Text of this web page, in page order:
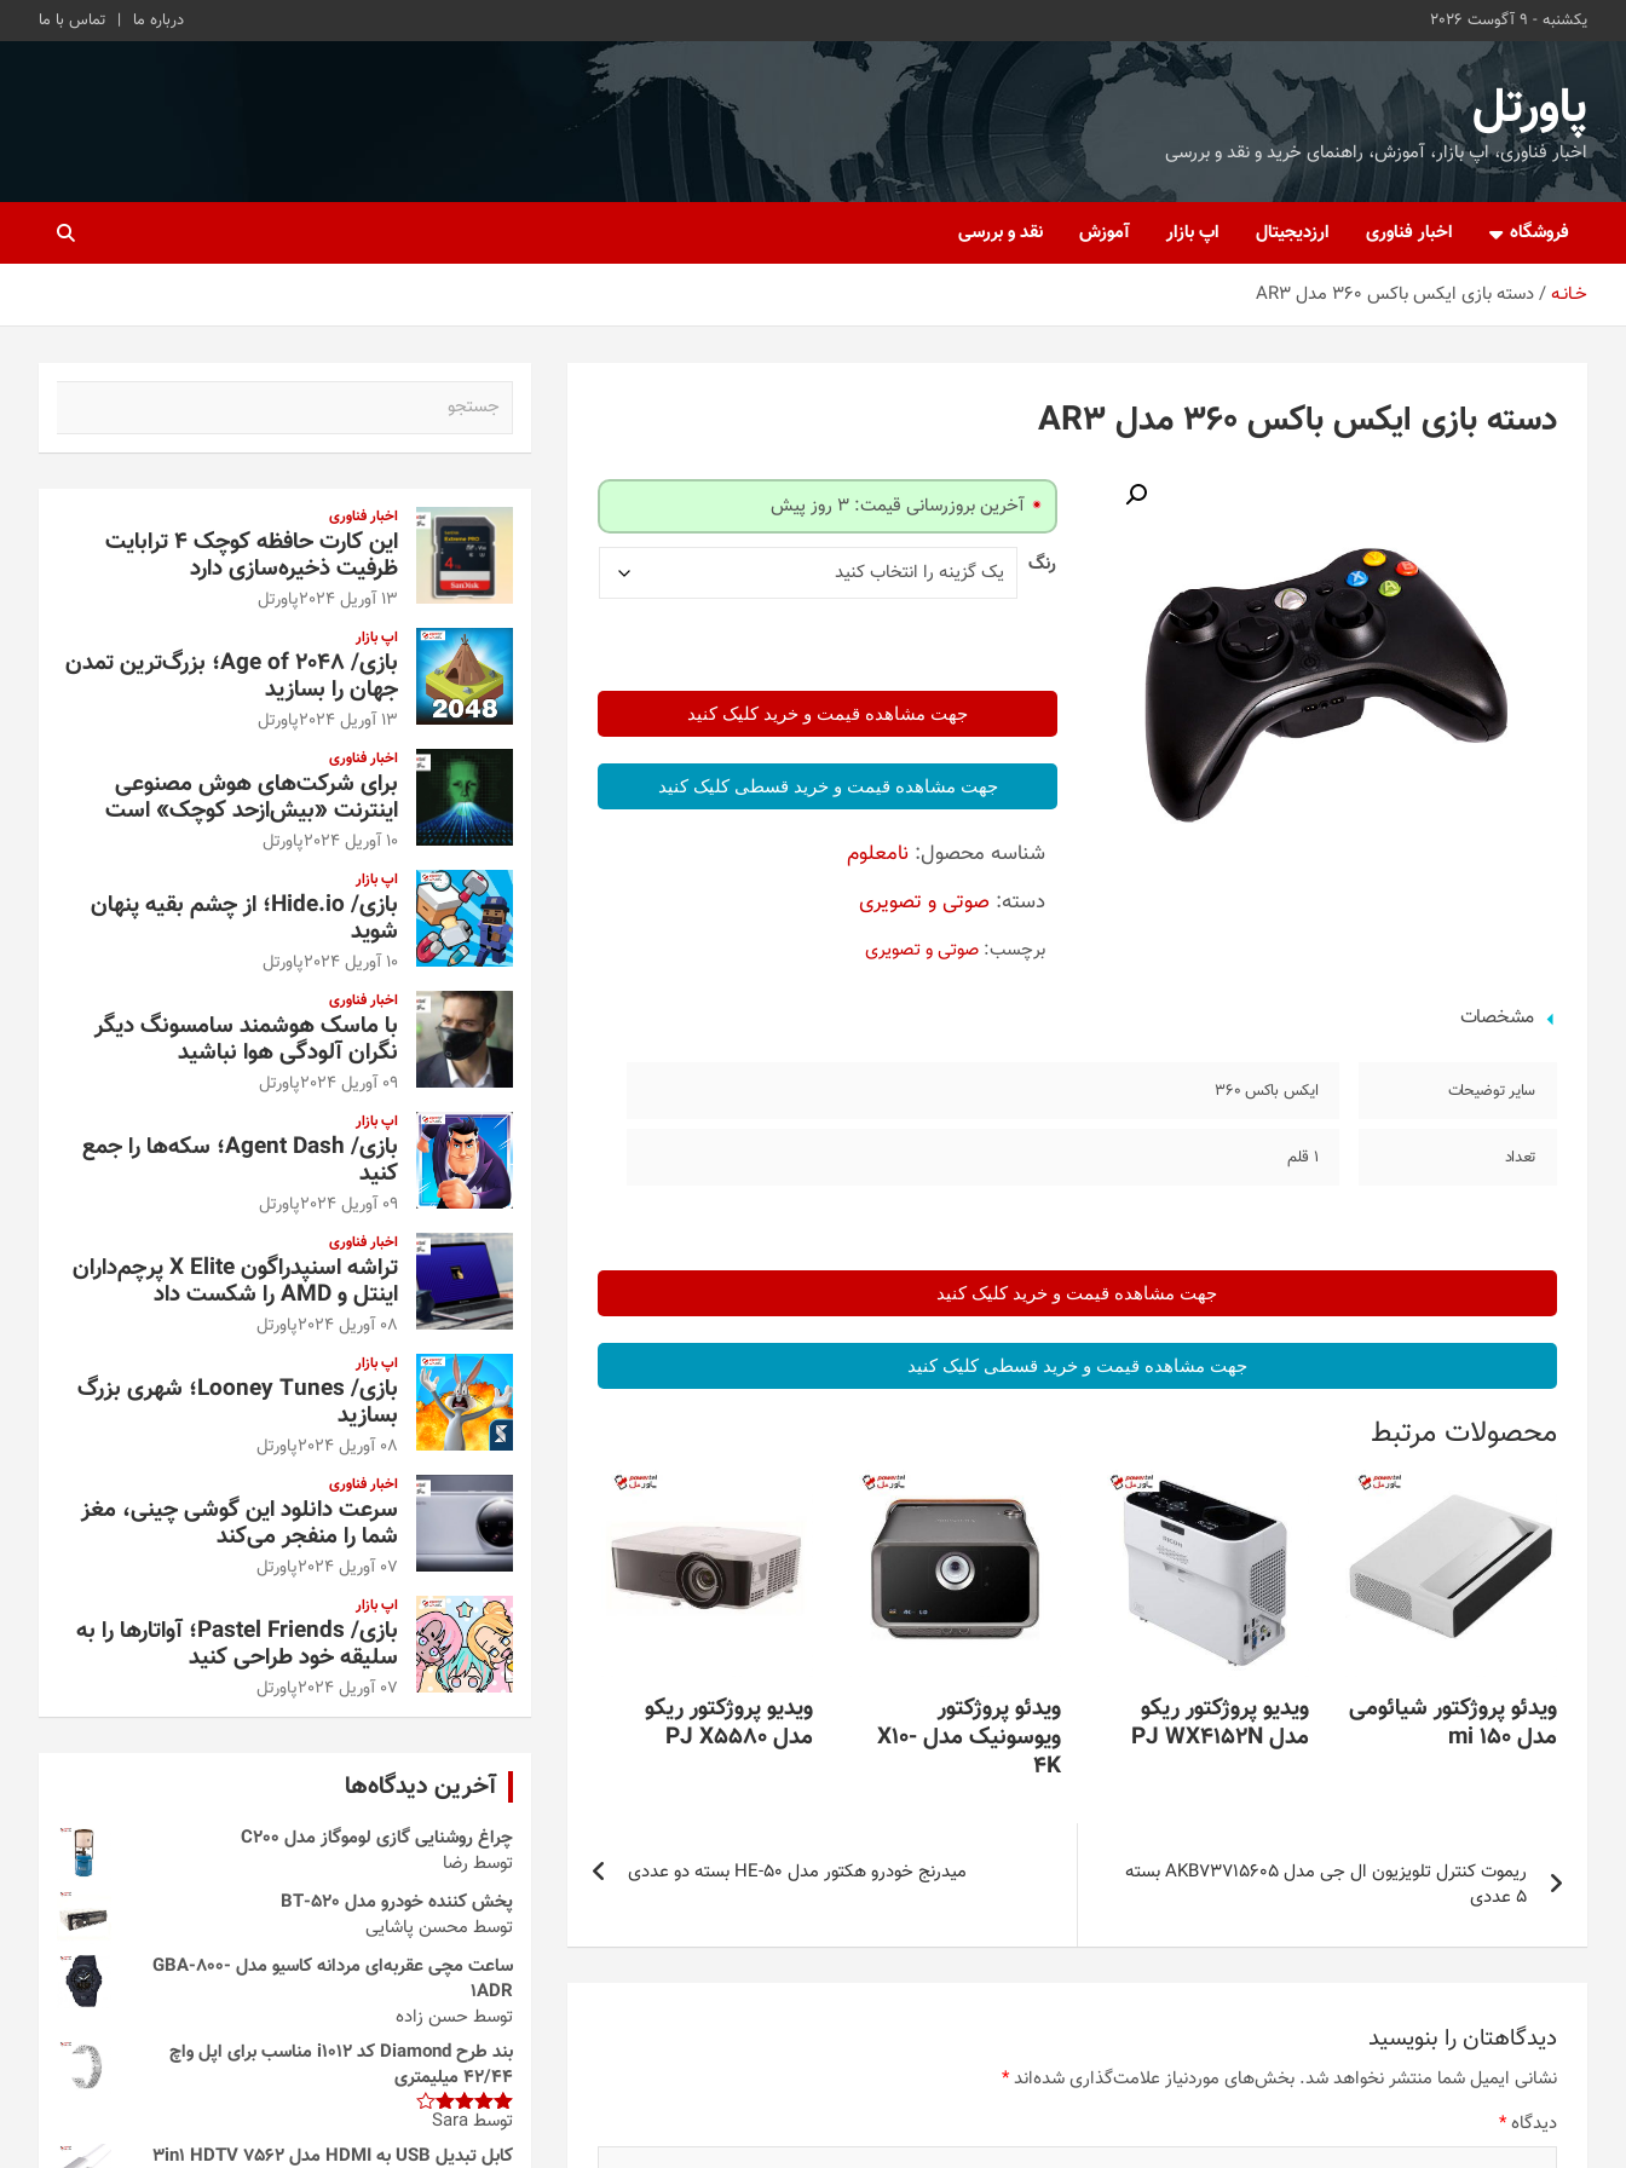
یکشنبه - 9 آگوست 2026 درباره ما تماس با ما
پاورتل
اخبار فناوری، اپ بازار، آموزش، راهنمای خرید و نقد و بررسی
فروشگاه اخبار فناوری ارزدیجیتال اپ بازار آموزش نقد و بررسی
خـانـه دسته بازی ایکس باکس 360 مدل AR3
دسته بازی ایکس باکس 360 مدل AR3
آخرین بروزرسانی قیمت: 3 روز پیش
رنگ
جهت مشاهده قیمت و خرید کلیک کنید
جهت مشاهده قیمت و خرید قسطی کلیک کنید
شناسه محصول: نامعلوم
دسته: صوتی و تصویری
برچسب: صوتی و تصویری
مشخصات
سایر توضیحات ایکس باکس 360
تعداد 1 قلم
جهت مشاهده قیمت و خرید کلیک کنید
جهت مشاهده قیمت و خرید قسطی کلیک کنید
محصولات مرتبط
ویدئو پروژکتور شیائومی
مدل mi 150
ویدیو پروژکتور ریکو
مدل PJ WX4152N
ویدئو پروژکتور
ویوسونیک مدل X10-
4K
ویدیو پروژکتور ریکو
مدل PJ X5580
نوشته
ریموت کنترل تلویزیون ال جی مدل AKB73715605 بسته
5 عددی
میدرنج خودرو هکتور مدل HE-50 بسته دو عددی
دیدگاهتان را بنویسید
نشانی ایمیل شما منتشر نخواهد شد. بخش‌های موردنیاز علامت‌گذاری شده‌اند*
دیدگاه*
اخبار فناوری
این کارت حافظه کوچک ۴ ترابایت
ظرفیت ذخیره‌سازی دارد
13 آوریل 2024 پاورتل
اپ بازار
بازی/ Age of 2048؛ بزرگ‌ترین تمدن
جهان را بسازید
13 آوریل 2024 پاورتل
اخبار فناوری
برای شرکت‌های هوش مصنوعی
اینترنت «بیش‌از‌حد کوچک» است
10 آوریل 2024 پاورتل
اپ بازار
بازی/ Hide.io؛ از چشم بقیه پنهان
شوید
10 آوریل 2024 پاورتل
اخبار فناوری
با ماسک هوشمند سامسونگ دیگر
نگران آلودگی هوا نباشید
09 آوریل 2024 پاورتل
اپ بازار
بازی/ Agent Dash؛ سکه‌ها را جمع
کنید
09 آوریل 2024 پاورتل
اخبار فناوری
تراشه اسنپدراگون X Elite پرچم‌داران
اینتل و AMD را شکست داد
08 آوریل 2024 پاورتل
اپ بازار
بازی/ Looney Tunes؛ شهری بزرگ
بسازید
08 آوریل 2024 پاورتل
اخبار فناوری
سرعت دانلود این گوشی چینی، مغز
شما را منفجر می‌کند
07 آوریل 2024 پاورتل
اپ بازار
بازی/ Pastel Friends؛ آواتارها را به
سلیقه خود طراحی کنید
07 آوریل 2024 پاورتل
آخرین دیدگاه‌ها
چراغ روشنایی گازی لوموگاز مدل C200
توسط رضا
پخش کننده خودرو مدل 520-BT
توسط محسن پاشایی
ساعت مچی عقربه‌ای مردانه کاسیو مدل GBA-800-
1ADR
توسط حسن زاده
بند طرح Diamond کد i1012 مناسب برای اپل واچ
42/44 میلیمتری
امتیاز4
از 5
توسط Sara
کابل تبدیل USB به HDMI مدل 3in1 HDTV 7562